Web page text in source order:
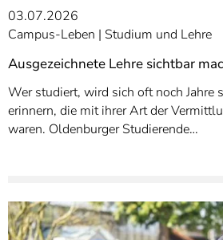
03.07.2026
Campus-Leben
Studium und Lehre
Ausgezeichnete Lehre sichtbar
Wer studiert, wird sich oft noch Jahre
erinnern, die mit ihrer Art der
waren. Oldenburger Studierende…